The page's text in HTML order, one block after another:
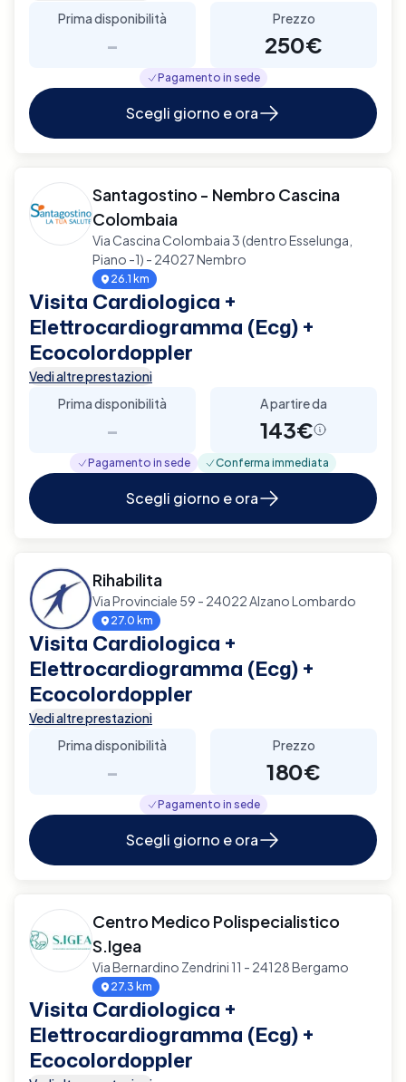
Prima disponibilità
-
Prezzo
250€
Pagamento in sede
Scegli giorno e ora
Santagostino - Nembro Cascina
Colombaia
Via Cascina Colombaia 3 (dentro Esselunga,
Piano -1) - 24027 Nembro
26.1 km
Visita Cardiologica +
Elettrocardiogramma (Ecg) +
Ecocolordoppler
Vedi altre prestazioni
Prima disponibilità
-
A partire da
143€
Pagamento in sede Conferma immediata
Scegli giorno e ora
Rihabilita
Via Provinciale 59 - 24022 Alzano Lombardo
27.0 km
Visita Cardiologica +
Elettrocardiogramma (Ecg) +
Ecocolordoppler
Vedi altre prestazioni
Prima disponibilità
-
Prezzo
180€
Pagamento in sede
Scegli giorno e ora
Centro Medico Polispecialistico
S.Igea
Via Bernardino Zendrini 11 - 24128 Bergamo
27.3 km
Visita Cardiologica +
Elettrocardiogramma (Ecg) +
Ecocolordoppler